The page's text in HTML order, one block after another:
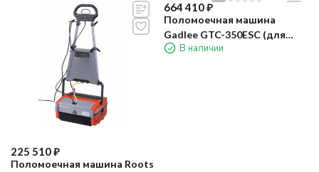
225 510₽
Поломоечная машина Roots
664 410₽
Поломоечная машина
Gadlee GTC-350ESC (для
эскалатора)
В наличии